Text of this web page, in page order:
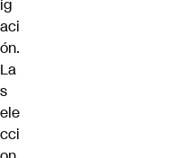
ig
aci
ón.
La
s
ele
cci